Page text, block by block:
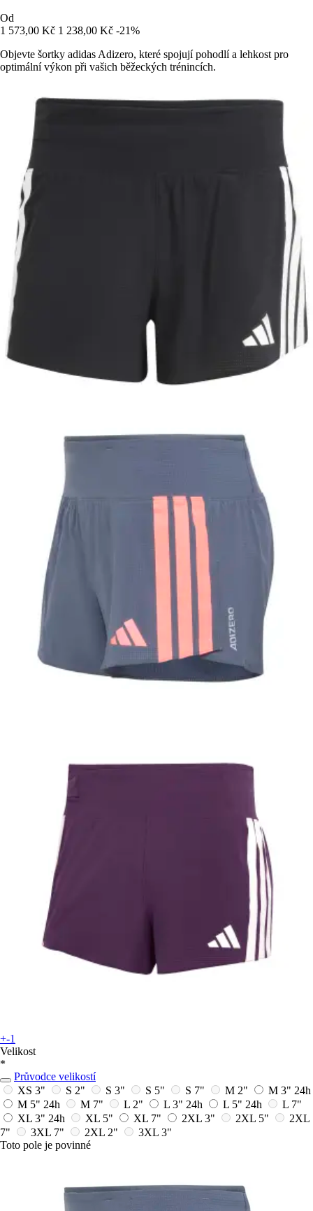
Od
1 573,00 Kč 1 238,00 Kč -21%
Objevte šortky adidas Adizero, které spojují pohodlí a lehkost pro
optimální výkon při vašich běžeckých trénincích.
+-1
Velikost
*
Průvodce velikostí
XS 3"
S 2" S 3" S 5" S 7" M 2" M 3" 24h
M 5" 24h M 7" L 2" L 3" 24h L 5" 24h
L 7"
XL 3" 24h XL 5" XL 7" 2XL 3" 2XL 5"
2XL
7"
3XL 7" 2XL 2"
3XL 3"
Toto pole je povinné